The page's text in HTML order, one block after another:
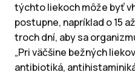
týchto liekoch môže byť
postupne, napríklad o 15
troch dní, aby sa
„Pri väčšine bežných
antibiotiká,